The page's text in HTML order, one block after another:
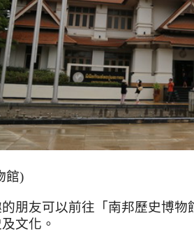
館)
朋友可以前往「南邦歷史博
文化。